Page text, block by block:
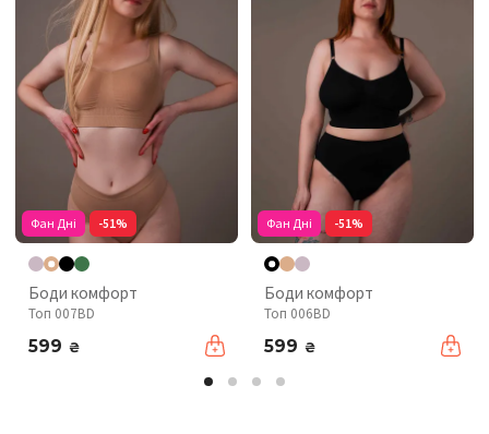
Фан Дні -51%
Боди комфорт
Топ 007BD
599 ₴
Фан Дні -51%
Боди комфорт
Топ 006BD
599 ₴